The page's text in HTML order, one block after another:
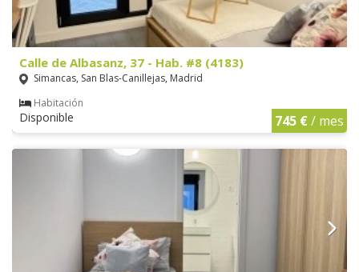
Calle de Albasanz, 37 - Hab. #8 (4183)
Simancas, San Blas-Canillejas, Madrid
Habitación
Disponible 745 €/ mes